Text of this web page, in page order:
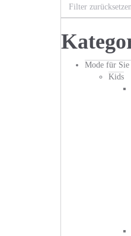
Filter
Mode für
Kids